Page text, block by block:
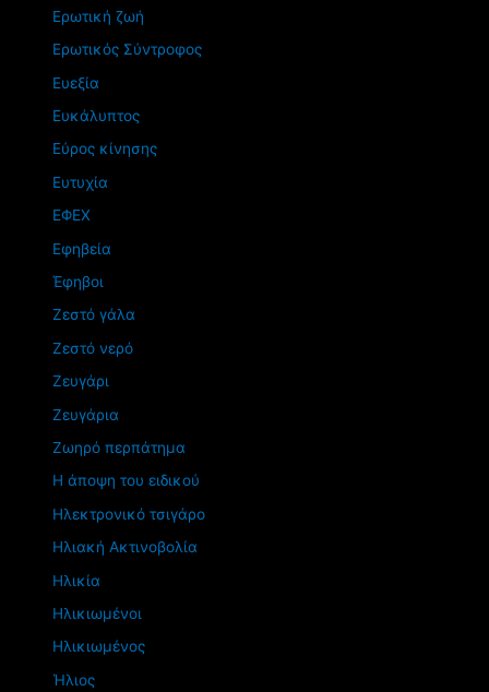
Ερωτική ζωή
Ερωτικός Σύντροφος
Ευεξία
Ευκάλυπτος
Εύρος κίνησης
Ευτυχία
ΕΦΕΧ
Εφηβεία
Έφηβοι
Ζεστό γάλα
Ζεστό νερό
Ζευγάρι
Ζευγάρια
Ζωηρό περπάτημα
Η άποψη του ειδικού
Ηλεκτρονικό τσιγάρο
Ηλιακή Ακτινοβολία
Ηλικία
Ηλικιωμένοι
Ηλικιωμένος
Ήλιος